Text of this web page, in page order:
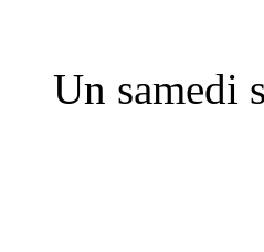
Un samedi